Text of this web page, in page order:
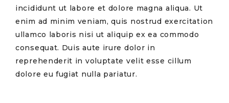
incididunt ut labore et dolore magna aliqua. Ut
enim ad minim veniam, quis nostrud exercitation
ullamco laboris nisi ut aliquip ex ea commodo
consequat. Duis aute irure dolor in
reprehenderit in voluptate velit esse cillum
dolore eu fugiat nulla pariatur.